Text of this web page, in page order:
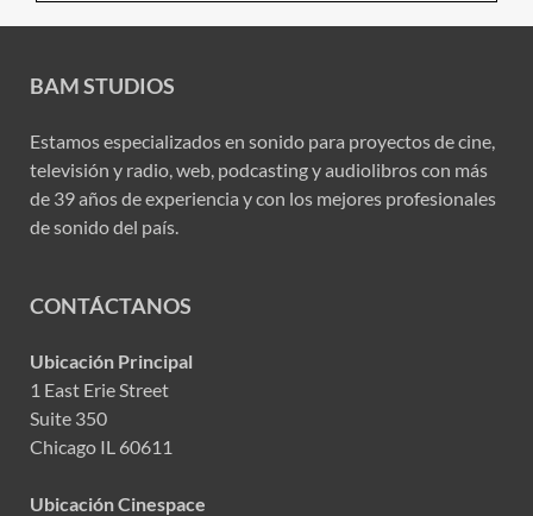
BAM STUDIOS
Estamos especializados en sonido para proyectos de cine,
televisión y radio, web, podcasting y audiolibros con más
de 39 años de experiencia y con los mejores profesionales
de sonido del país.
CONTÁCTANOS
Ubicación Principal
1 East Erie Street
Suite 350
Chicago IL 60611
Ubicación Cinespace